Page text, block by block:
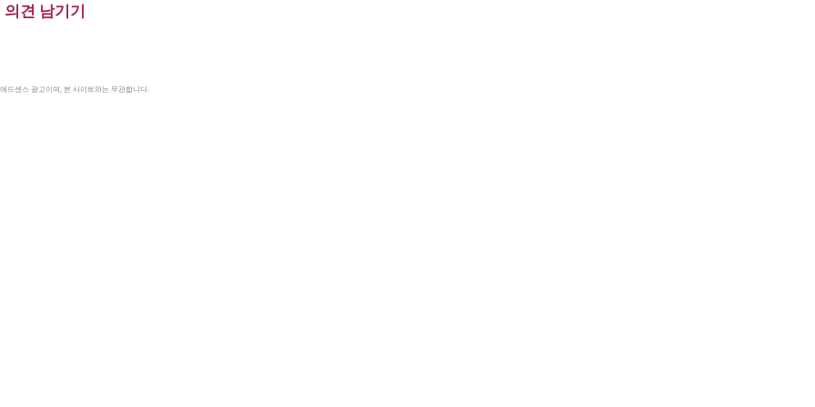
의견 남기기
드센스 광고이며, 본 사이트와는 무관합니다.